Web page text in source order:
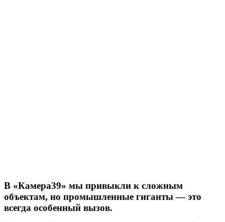
В «Камера39» мы привыкли к сложным
объектам, но промышленные гиганты — это
всегда особенный вызов.